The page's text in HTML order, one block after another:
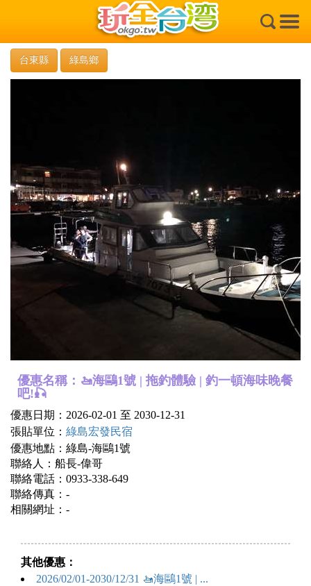
×
台東縣 綠島鄉
優惠名稱：🚤海鷗1號 | 拖釣體驗 | 釣一頓海味晚餐
吧!🎣
優惠日期：2026-02-01 至 2030-12-31
張貼單位： 綠島宏發民宿
優惠地點：綠島-海鷗1號
聯絡人：船長-偉哥
聯絡電話：0933-338-649
聯絡傳真：-
相關網址：-
其他優惠：
2026/02/01-2030/12/31 🚤海鷗1號 | ...